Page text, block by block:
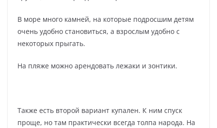
В море много камней, на которые подросшим детям
очень удобно становиться, а взрослым удобно с
некоторых прыгать.
На пляже можно арендовать лежаки и зонтики.
Также есть второй вариант купален. К ним спуск
проще, но там практически всегда толпа народа. На